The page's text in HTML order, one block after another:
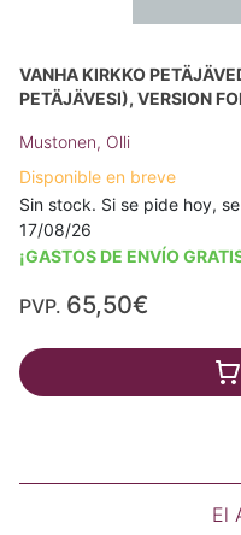
VANHA KIRKKO
PETÄJÄVESI), VERSION
Mustonen, Olli
Disponible en breve
Sin stock. Si se pide hoy,
17/08/26
¡GASTOS DE ENVÍO
PVP. 65,50€
El